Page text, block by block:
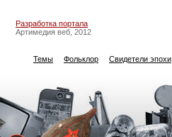
Разработка портала
Артимедия веб, 2012
Темы Фольклор Свидетели эпохи